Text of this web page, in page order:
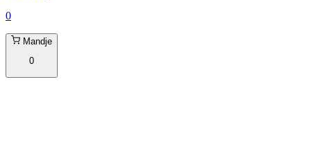
0
Mandje
0